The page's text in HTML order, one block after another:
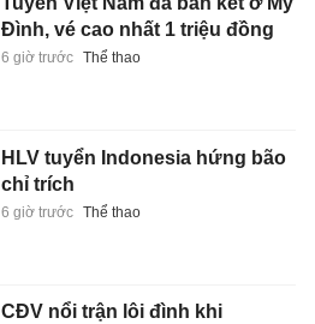
Đình, vé cao nhất 1 triệu đồng
6 giờ trước Thể thao
HLV tuyển Indonesia hứng bão
chỉ trích
6 giờ trước Thể thao
CĐV nổi trận lôi đình khi